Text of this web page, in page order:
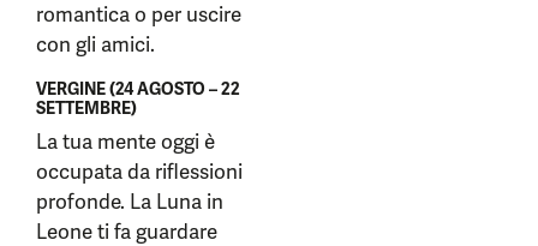
romantica o per uscire
con gli amici.
VERGINE (24 AGOSTO – 22
SETTEMBRE)
La tua mente oggi è
occupata da riflessioni
profonde. La Luna in
Leone ti fa guardare